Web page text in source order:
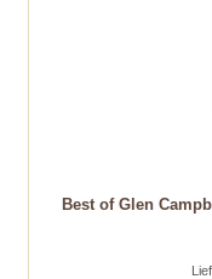
Best of Glen